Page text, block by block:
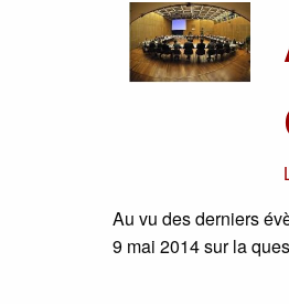
Au vu des derniers
9 mai 2014 sur la